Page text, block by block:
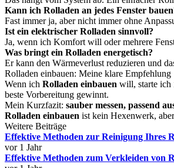
Kann ich Rolladen an jedes Fenster
Fast immer ja, aber nicht immer ohne
Ist ein elektrischer Rolladen sinnvoll?
Ja, wenn ich Komfort will oder mehrere
Was bringt ein Rolladen energetisch?
Er kann den Wärmeverlust reduzieren und
Rolladen einbauen: Meine klare Empfehlung
Wenn ich Rolladen einbauen will, starte ich
beste Vorbereitung gewinnt.
Mein Kurzfazit: sauber messen, passend
Rolladen einbauen ist kein Hexenwerk,
Weitere Beiträge
Effektive Methoden zur Reinigung Ihres
vor 1 Jahr
Effektive Methoden zum Verkleiden von